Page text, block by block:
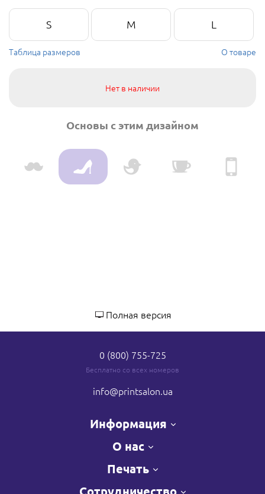
S M L
Таблица размеров О товаре
Нет в наличии
Основы с этим дизайном
Полная версия
0 (800) 755-725
Бесплатно со всех номеров
info@printsalon.ua
Информация
О нас
Печать